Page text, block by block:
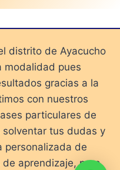
distrito de Ayacucho
modalidad pues
gracias a la
con nuestros
particulares de
tus dudas y
personalizada de
aprendizaje, para